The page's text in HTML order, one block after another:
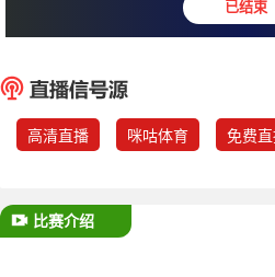
深圳队
高清直播 咪咕体育 免费
比赛介绍